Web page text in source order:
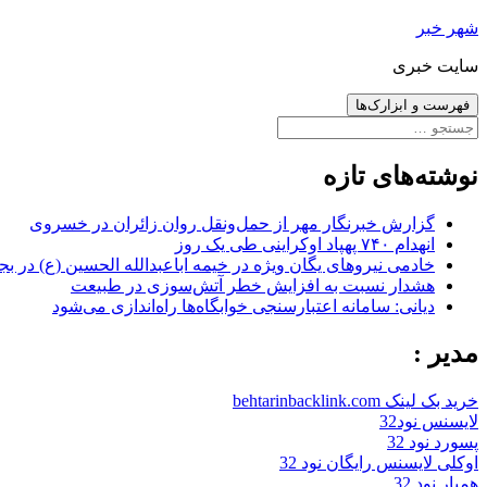
رفتن
نوشته‌ها
شهر خبر
سایت خبری
فهرست و ابزارک‌ها
جستجو
نوشته‌های تازه
گزارش خبرنگار مهر از حمل‌ونقل روان زائران در خسروی
انهدام ۷۴۰ پهپاد اوکراینی طی یک روز
خادمی نیروهای یگان ویژه در خیمه اباعبدالله الحسین (ع) در
هشدار نسبت به افزایش خطر آتش‌سوزی در طبیعت
دیانی: سامانه اعتبارسنجی خوابگاه‌ها راه‌اندازی می‌شود
مدیر :
خرید بک لینک behtarinbacklink.com
لایسنس نود32
پسورد نود 32
اوکلی لایسنس رایگان نود 32
همیار نود 32